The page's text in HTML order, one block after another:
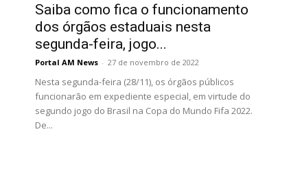
Saiba como fica o funcionamento
dos órgãos estaduais nesta
segunda-feira, jogo...
Portal AM News - 27 de novembro de 2022
Nesta segunda-feira (28/11), os órgãos públicos
funcionarão em expediente especial, em virtude do
segundo jogo do Brasil na Copa do Mundo Fifa 2022.
De...